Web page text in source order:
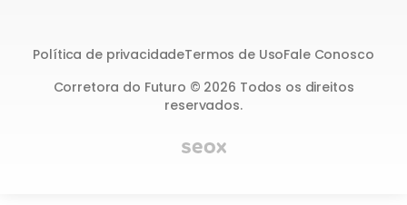
Corretora do Futuro © 2026 Todos os direitos
reservados.
Política de privacidadeTermos de UsoFale Conosco